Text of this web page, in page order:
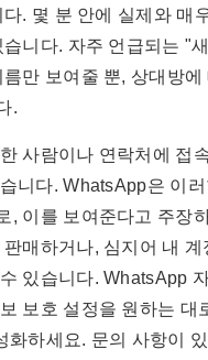
. 몇 분 안에 실제와 매
니다. 자주 언급되는 "
만 보여줄 뿐, 상대방에
.
사람이나 연락처에 접
니다. WhatsApp은 이
, 이를 보여준다고 주장
매하거나, 심지어 내 계
있습니다. WhatsApp
보호 설정을 원하는 대
화하세요. 문의 사항이 있